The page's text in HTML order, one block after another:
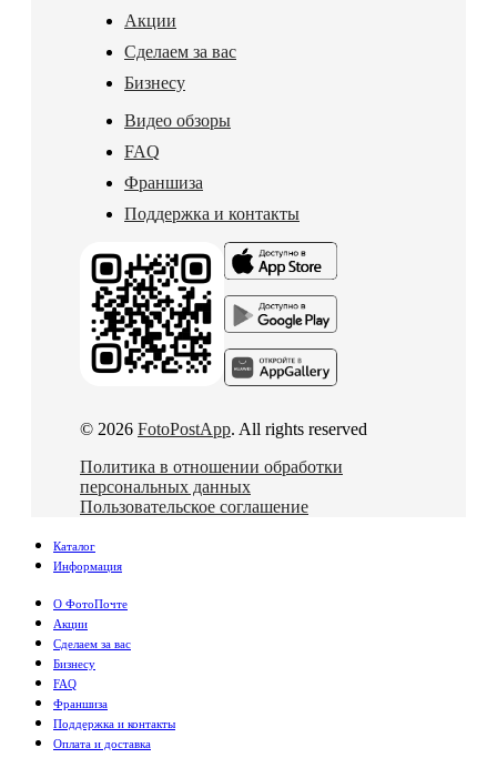
Акции
Сделаем за вас
Бизнесу
Видео обзоры
FAQ
Франшиза
Поддержка и контакты
© 2026 FotoPostApp. All rights reserved
Политика в отношении обработки
персональных данных
Пользовательское соглашение
Каталог
Информация
О ФотоПочте
Акции
Сделаем за вас
Бизнесу
FAQ
Франшиза
Поддержка и контакты
Оплата и доставка